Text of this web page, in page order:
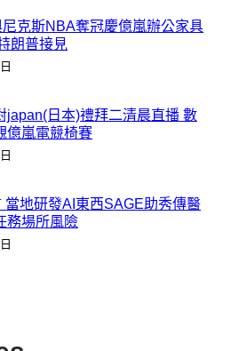
克斯NBA奪冠慶億嵐辦公家具
朗普接見
japan(日本)禮拜二清晨直播 數
億嵐電競椅賽
當地研發AI東西SAGE助秀傳醫
務場所風險